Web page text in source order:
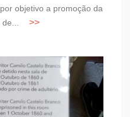
objetivo a promoção da
de...